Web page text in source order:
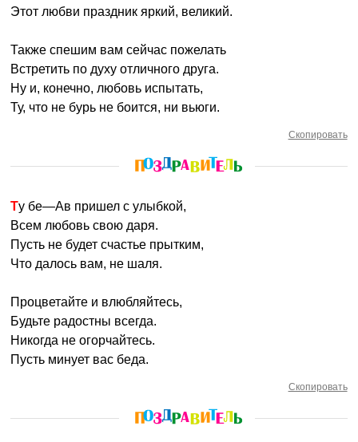
Этот любви праздник яркий, великий.
Также спешим вам сейчас пожелать
Встретить по духу отличного друга.
Ну и, конечно, любовь испытать,
Ту, что не бурь не боится, ни вьюги.
Скопировать
Ту бе—Ав пришел с улыбкой,
Всем любовь свою даря.
Пусть не будет счастье прытким,
Что далось вам, не шаля.
Процветайте и влюбляйтесь,
Будьте радостны всегда.
Никогда не огорчайтесь.
Пусть минует вас беда.
Скопировать